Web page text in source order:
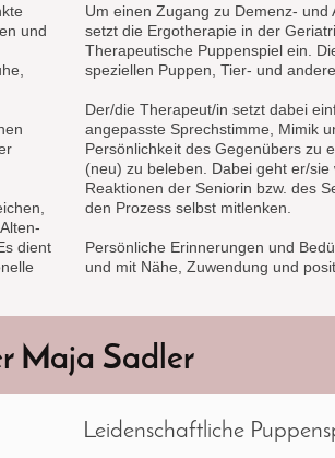
und
dient
Um einen Zugang zu Demenz- und
setzt die Ergotherapie in der
Therapeutische Puppenspiel ein.
speziellen Puppen, Tier- und
Der/die Therapeut/in setzt dabei
angepasste Sprechstimme, Mimik
Persönlichkeit des Gegenübers zu
(neu) zu beleben. Dabei geht er/
Reaktionen der Seniorin bzw. des
den Prozess selbst mitlenken.
Persönliche Erinnerungen und
und mit Nähe, Zuwendung und
Maja Sadler
Leidenschaftliche